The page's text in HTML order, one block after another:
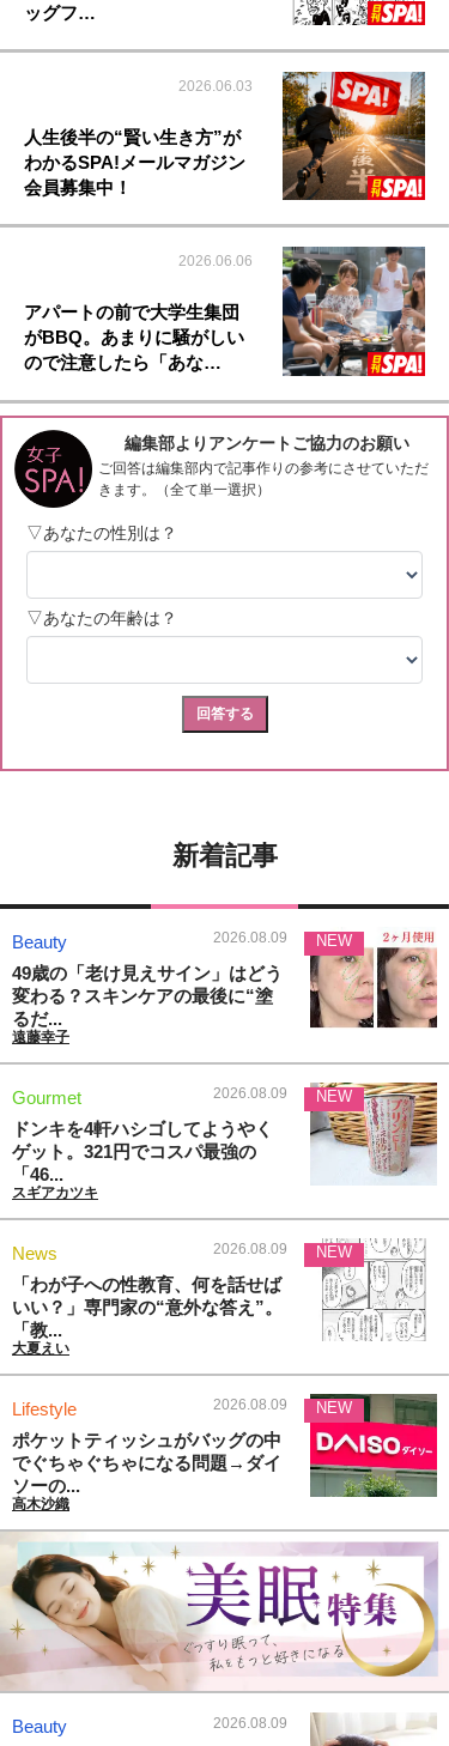
ッグフ…
2026.06.03
人生後半の“賢い生き方”が
わかるSPA!メールマガジン
会員募集中！
2026.06.06
アパートの前で大学生集団
がBBQ。あまりに騒がしい
ので注意したら「あな…
新着記事
Beauty 2026.08.09
49歳の「老け見えサイン」はどう
変わる？スキンケアの最後に“塗
るだ...
遠藤幸子
NEW
Gourmet 2026.08.09
ドンキを4軒ハシゴしてようやく
ゲット。321円でコスパ最強の
「46...
スギアカツキ
NEW
News 2026.08.09
「わが子への性教育、何を話せば
いい？」専門家の“意外な答え”。
「教...
大夏えい
NEW
Lifestyle 2026.08.09
ポケットティッシュがバッグの中
でぐちゃぐちゃになる問題→ダイ
ソーの...
高木沙織
NEW
Beauty 2026.08.09